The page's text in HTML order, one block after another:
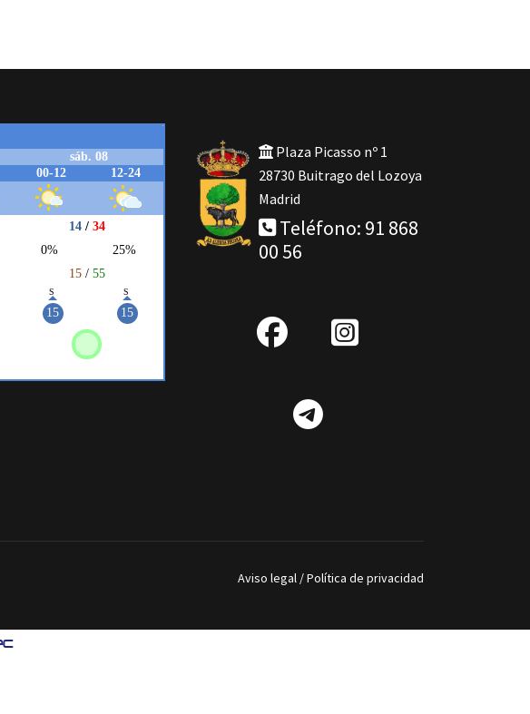
Plaza Picasso nº 1
28730 Buitrago del Lozoya
Madrid
Teléfono: 91 868
00 56
fab
facebook
IG
Telegram
Aviso legal /Política de privacidad